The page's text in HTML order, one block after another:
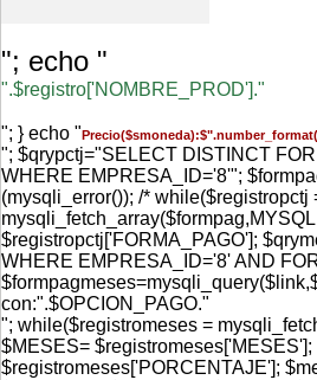
"; echo "
".$registro['NOMBRE_PROD']."
"; } echo "
"; $qrypctj="SELECT DISTINCT
WHERE EMPRESA_ID='8'";
(mysqli_error()); /* while($registropctj
$registropctj['FORMA_PAGO'];
WHERE EMPRESA_ID='8' AND
con:".$OPCION_PAGO."
"; while($registromeses =
$MESES=
$registromeses['PORCENTAJE'];